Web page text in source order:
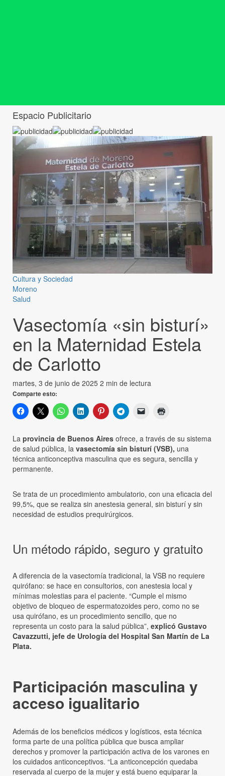
Espacio Publicitario
Cultura y Sociedad
Moreno
Salud
Vasectomía «sin bisturí»
en la Maternidad Estela
de Carlotto
martes, 3 de junio de 2025 2 min de lectura
Comparte esto:
La provincia de Buenos Aires ofrece, a través de su sistema
de salud pública, la vasectomía sin bisturí (VSB), una
técnica anticonceptiva masculina que es segura, sencilla y
permanente.
Se trata de un procedimiento ambulatorio, con una eficacia del
99,5%, que se realiza sin anestesia general, sin bisturí y sin
necesidad de estudios prequirúrgicos.
Un método rápido, seguro y gratuito
A diferencia de la vasectomía tradicional, la VSB no requiere
quirófano: se hace en consultorios, con anestesia local y
mínimas molestias para el paciente. “Cumple el mismo
objetivo de bloqueo de espermatozoides pero, como no se
usa quirófano, es un procedimiento sencillo, que no
representa un costo para la salud pública”, explicó Gustavo
Cavazzutti, jefe de Urología del Hospital San Martín de La
Plata.
Participación masculina y
acceso igualitario
Además de los beneficios médicos y logísticos, esta técnica
forma parte de una política pública que busca ampliar
derechos y promover la participación activa de los varones en
los cuidados anticonceptivos. “La anticoncepción quedaba
reservada al cuerpo de la mujer y está bueno equiparar la